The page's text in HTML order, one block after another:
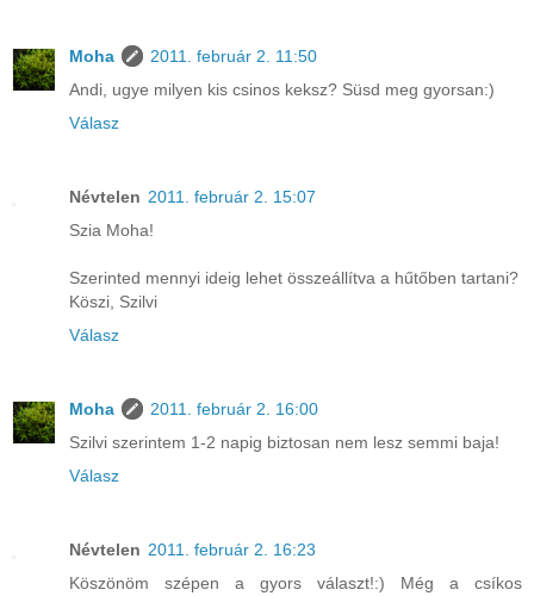
Moha
2011. február 2. 11:50
Andi, ugye milyen kis csinos keksz? Süsd meg gyorsan:)
Válasz
Névtelen 2011. február 2. 15:07
Szia Moha!
Szerinted mennyi ideig lehet összeállítva a hűtőben tartani?
Köszi, Szilvi
Válasz
Moha
2011. február 2. 16:00
Szilvi szerintem 1-2 napig biztosan nem lesz semmi baja!
Válasz
Névtelen 2011. február 2. 16:23
Köszönöm szépen a gyors választ!:) Még a csíkos